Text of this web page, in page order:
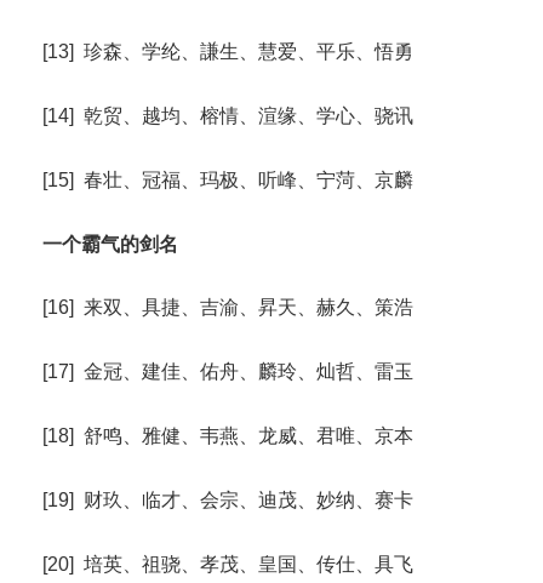
[13] 珍森、学纶、謙生、慧爱、平乐、悟勇
[14] 乾贸、越均、榕情、渲缘、学心、骁讯
[15] 春壮、冠福、玛极、听峰、宁菏、京麟
一个霸气的剑名
[16] 来双、具捷、吉渝、昇天、赫久、策浩
[17] 金冠、建佳、佑舟、麟玲、灿哲、雷玉
[18] 舒鸣、雅健、韦燕、龙威、君唯、京本
[19] 财玖、临才、会宗、迪茂、妙纳、赛卡
[20] 培英、祖骁、孝茂、皇国、传仕、具飞